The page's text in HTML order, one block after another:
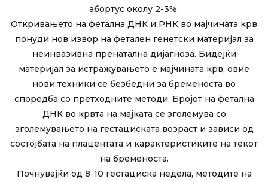
абортус околу 2-3%.
Откривањето на фетална ДНК и РНК во мајчината крв
понуди нов извор на фетален генетски материјал за
неинвазивна пренатална дијагноза. Бидејќи
материјал за истражувањето е мајчината крв, овие
нови техники се безбедни за бременоста во
споредба со претходните методи. Бројот на фетална
ДНК во крвта на мајката се зголемува со
зголемувањето на гестациската возраст и зависи од
состојбата на плацентата и карактеристиките на текот
на бременоста.
Почнувајќи од 8-10 гестациска недела, методите на